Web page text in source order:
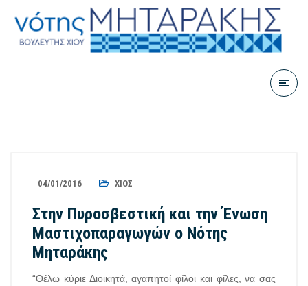
04/01/2016 ΧΊΟΣ
Στην Πυροσβεστική και την Ένωση
Μαστιχοπαραγωγών ο Νότης
Μηταράκης
“Θέλω κύριε Διοικητά, αγαπητοί φίλοι και φίλες, να σας